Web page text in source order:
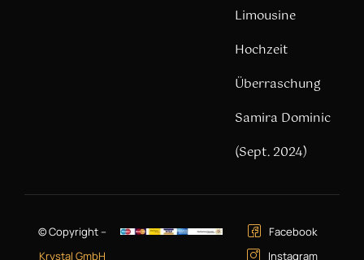
Limousine
Hochzeit
Überraschung
Samira Dominic
(Sept. 2024)
© Copyright –
Krystal GmbH
Facebook
Instagram